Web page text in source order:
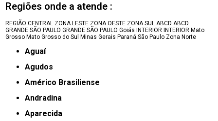
Regiões onde a atende :
REGIÃO CENTRAL ZONA LESTE ZONA OESTE ZONA SUL ABCD ABCD
GRANDE SÃO PAULO GRANDE SÃO PAULO Goiás INTERIOR INTERIOR Mato
Grosso Mato Grosso do Sul Minas Gerais Paraná São Paulo Zona Norte
Aguaí
Agudos
Américo Brasiliense
Andradina
Aparecida